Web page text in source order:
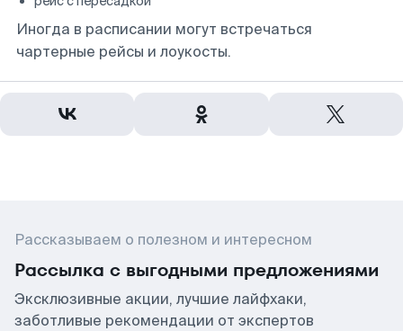
Иногда в расписании могут встречаться
чартерные рейсы и лоукосты.
Рассказываем о полезном и интересном
Рассылка с выгодными предложениями
Эксклюзивные акции, лучшие лайфхаки,
заботливые рекомендации от экспертов